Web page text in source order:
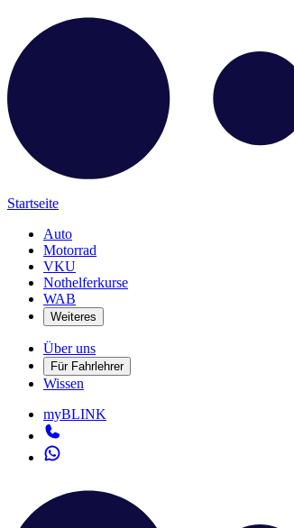
Startseite
Auto
Motorrad
VKU
Nothelferkurse
WAB
Weiteres
Über uns
Für Fahrlehrer
Wissen
myBLINK